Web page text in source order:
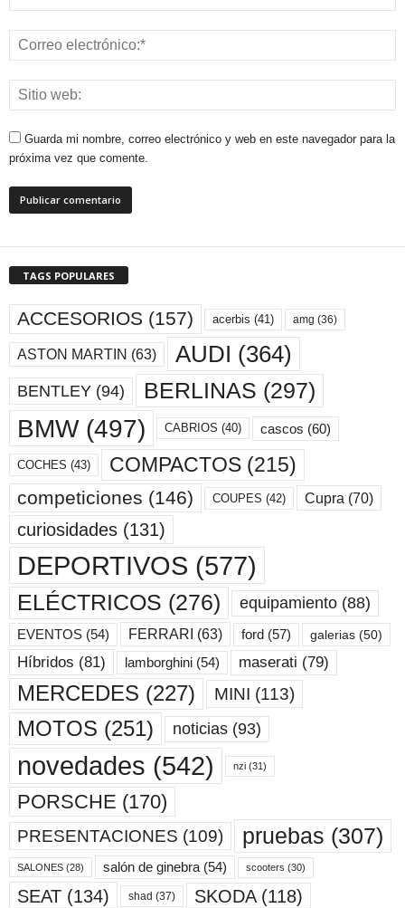
Guarda mi nombre, correo electrónico y web en este navegador para la
próxima vez que comente.
TAGS POPULARES
ACCESORIOS (157) acerbis (41) amg (36)
ASTON MARTIN (63) AUDI (364)
BENTLEY (94) BERLINAS (297)
BMW(497) CABRIOS (40) cascos (60)
COCHES (43) COMPACTOS (215)
competiciones (146) COUPES (42) Cupra (70)
curiosidades (131)
DEPORTIVOS (577)
ELÉCTRICOS (276) equipamiento (88)
EVENTOS (54) FERRARI (63) ford (57) galerias (50)
Híbridos (81) lamborghini (54) maserati (79)
MERCEDES (227) MINI (113)
MOTOS (251) noticias (93)
novedades (542) nzi (31)
PORSCHE (170)
PRESENTACIONES (109) pruebas (307)
SALONES (28) salón de ginebra(54) scooters (30)
SEAT (134) shad (37) SKODA(118)